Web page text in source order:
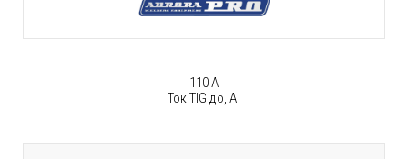
110 А
Ток TIG до, А